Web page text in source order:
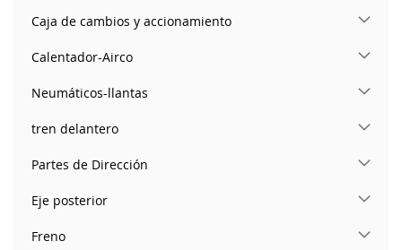
Caja de cambios y accionamiento
Calentador-Airco
Neumáticos-llantas
tren delantero
Partes de Dirección
Eje posterior
Freno